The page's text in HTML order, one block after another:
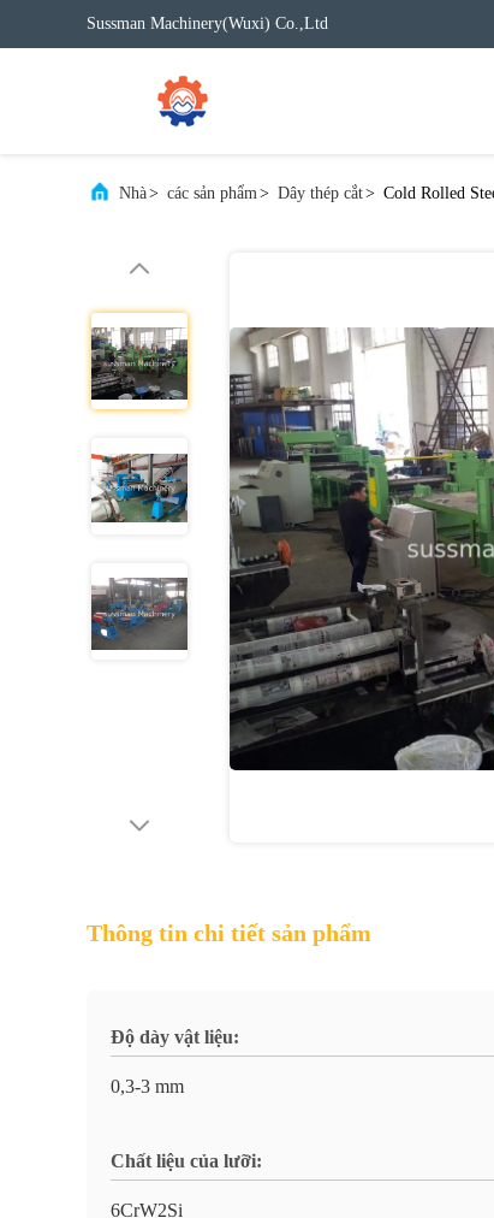
Sussman Machinery(Wuxi) Co.,Ltd
Nhà> các sản phẩm> Dây thép cắt> Cold Rolled
Thông tin chi tiết sản phẩm
Độ dày vật liệu:
0,3-3 mm
Chất liệu của lưỡi:
6CrW2Si